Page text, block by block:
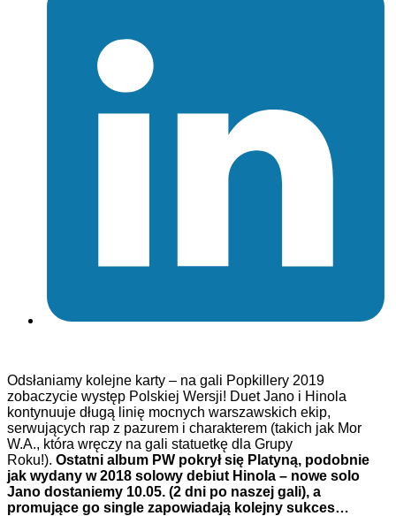
Odsłaniamy kolejne karty – na gali Popkillery 2019
zobaczycie występ Polskiej Wersji! Duet Jano i Hinola
kontynuuje długą linię mocnych warszawskich ekip,
serwujących rap z pazurem i charakterem (takich jak Mor
W.A., która wręczy na gali statuetkę dla Grupy
Roku!). Ostatni album PW pokrył się Platyną, podobnie
jak wydany w 2018 solowy debiut Hinola – nowe solo
Jano dostaniemy 10.05. (2 dni po naszej gali), a
promujące go single zapowiadają kolejny sukces…